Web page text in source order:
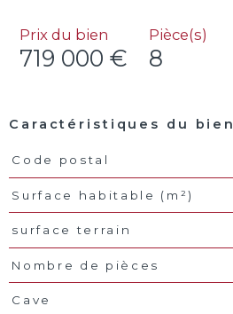
Prix du bien
719 000 €
Pièce(s)
8
Caractéristiques du bien
Caractéristiques Valeurs
Code postal
Surface habitable (m²)
surface terrain
Nombre de pièces
Cave